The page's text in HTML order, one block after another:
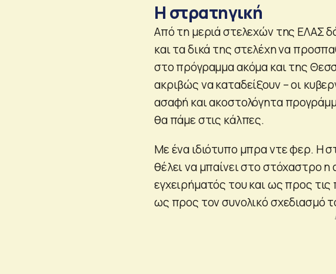
Η στρατηγική
Από τη μεριά στελεχών της ΕΛΑΣ
και τα δικά της στελέχη να
στο πρόγραμμα ακόμα και της
ακριβώς να καταδείξουν – οι
ασαφή και ακοστολόγητα
θα πάμε στις κάλπες.
Με ένα ιδιότυπο μπρα ντε φερ. Η
θέλει να μπαίνει στο στόχαστρο η
εγχειρήματός του και ως προς τις
ως προς τον συνολικό σχεδιασμό